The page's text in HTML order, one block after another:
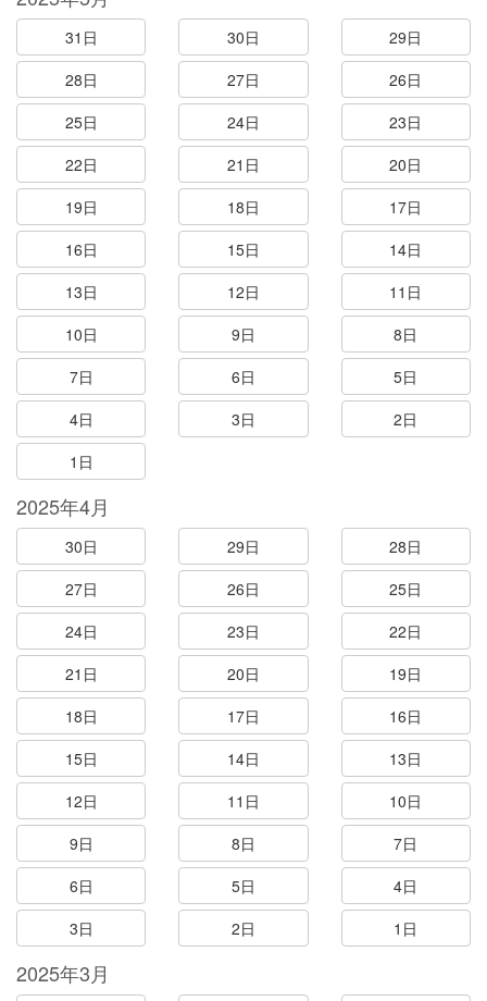
31日 30日
29日
28日
27日
26日
25日
24日
23日
22日
21日
20日
19日
18日
17日
16日
15日
14日
13日
12日
11日
10日
9日
8日
7日
6日
5日
4日
3日
2日
1日
2025年4月
30日 29日
28日
27日
26日
25日
24日
23日
22日
21日
20日
19日
18日
17日
16日
15日
14日
13日
12日
11日
10日
9日
8日
7日
6日
5日
4日
3日
2日 1日
2025年3月